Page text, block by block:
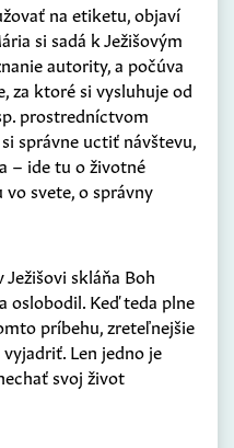
na etiketu, objaví
si sadá k Ježišovým
autority, a počúva
za ktoré si vysluhuje od
prostredníctvom
správne uctiť návštevu,
– ide tu o životné
svete, o správny
skláňa Boh
oslobodil. Keď teda plne
príbehu, zreteľnejšie
Len jedno je
svoj život